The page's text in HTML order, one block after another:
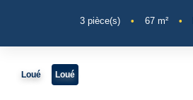
CONTACT
3pièce(s) • 67m² •
Loué Loué